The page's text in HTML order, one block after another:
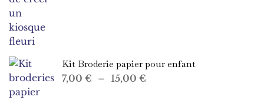
Kit Broderie papier pour enfant
7,00 € – 15,00 €